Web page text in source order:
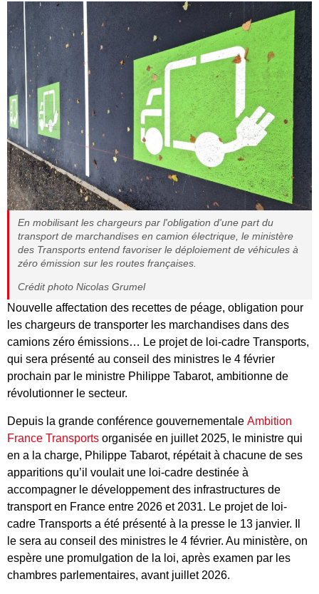
En mobilisant les chargeurs par l'obligation d'une part du
transport de marchandises en camion électrique, le ministère
des Transports entend favoriser le déploiement de véhicules à
zéro émission sur les routes françaises.
Crédit photo Nicolas Grumel
Nouvelle affectation des recettes de péage, obligation pour
les chargeurs de transporter les marchandises dans des
camions zéro émissions… Le projet de loi-cadre Transports,
qui sera présenté au conseil des ministres le 4 février
prochain par le ministre Philippe Tabarot, ambitionne de
révolutionner le secteur.
Depuis la grande conférence gouvernementale Ambition
France Transports organisée en juillet 2025, le ministre qui
en a la charge, Philippe Tabarot, répétait à chacune de ses
apparitions qu’il voulait une loi-cadre destinée à
accompagner le développement des infrastructures de
transport en France entre 2026 et 2031. Le projet de loi-
cadre Transports a été présenté à la presse le 13 janvier. Il
le sera au conseil des ministres le 4 février. Au ministère, on
espère une promulgation de la loi, après examen par les
chambres parlementaires, avant juillet 2026.